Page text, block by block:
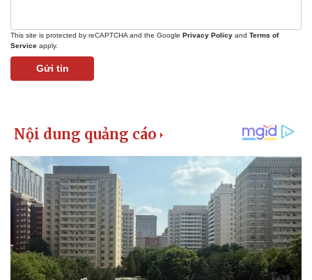
This site is protected by reCAPTCHA and the Google Privacy Policy and Terms of
Service apply.
Gửi tin